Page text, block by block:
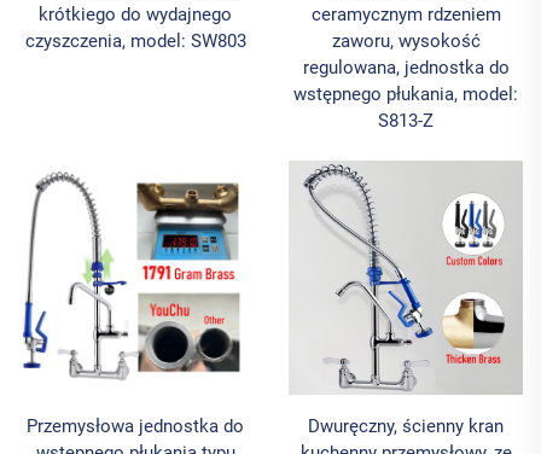
krótkiego do wydajnego
czyszczenia, model: SW803
ceramycznym rdzeniem
zaworu, wysokość
regulowana, jednostka do
wstępnego płukania, model:
S813-Z
Przemysłowa jednostka do
Dwuręczny, ścienny kran